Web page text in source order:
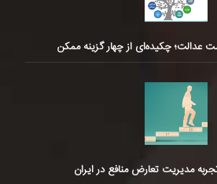
عدالت؛ چکیده‌ای از چهار گزینه ممکن